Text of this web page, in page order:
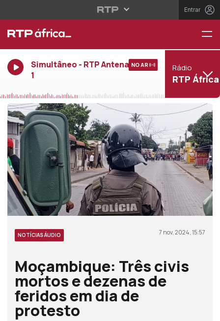
Entrar
Simultâneo - RTP Antena
1
NO AR Rádio
RTP África
NOTÍCIAS ÁUDIO 7 nov, 2024, 15:57
Moçambique: Três civis
mortos e dezenas de
feridos em dia de
protesto